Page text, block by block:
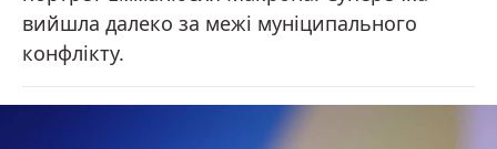
вийшла далеко за межі муніципального
конфлікту.